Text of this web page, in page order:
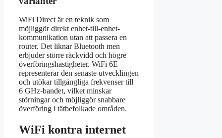
WiFi Direct är en teknik som
möjliggör direkt enhet-till-enhet-
kommunikation utan att passera en
router. Det liknar Bluetooth men
erbjuder större räckvidd och högre
överföringshastigheter. WiFi 6E
representerar den senaste utvecklingen
och utökar tillgängliga frekvenser till
6 GHz-bandet, vilket minskar
störningar och möjliggör snabbare
överföring i tätbefolkade områden.
WiFi kontra internet